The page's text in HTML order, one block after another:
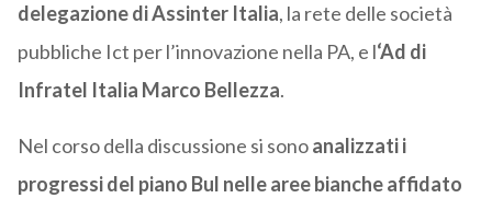
delegazione di Assinter Italia, la rete delle società
pubbliche Ict per l’innovazione nella PA, e l‘Ad di
Infratel Italia Marco Bellezza.
Nel corso della discussione si sonoanalizzati i
progressi del piano Bul nelle aree bianche affidato